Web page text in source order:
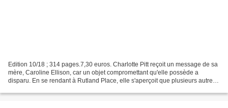
Edition 10/18 ; 314 pages.7,30 euros. Charlotte Pitt reçoit un message de sa
mère, Caroline Ellison, car un objet compromettant qu'elle possède a
disparu. En se rendant à Rutland Place, elle s'aperçoit que plusieurs autres